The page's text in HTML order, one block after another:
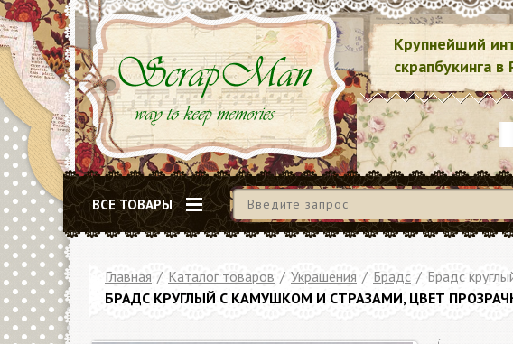
Крупнейший
скрапбукинга в
ВСЕ ТОВАРЫ
Главная / Каталог товаров / Украшения / Брадс / Брадс
БРАДС КРУГЛЫЙ С КАМУШКОМ И СТРАЗАМИ, ЦВЕТ